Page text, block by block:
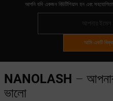
আপনি যদি একজন বিউটিশিয়ান হন এবং
আমি একটি
NANOLASH –
ভালো